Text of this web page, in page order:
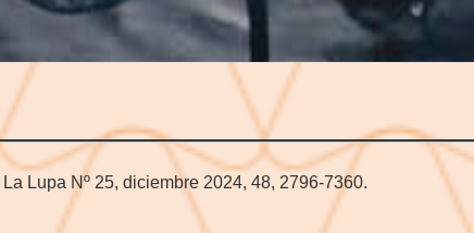
La Lupa Nº 25, diciembre 2024, 48, 2796-7360.